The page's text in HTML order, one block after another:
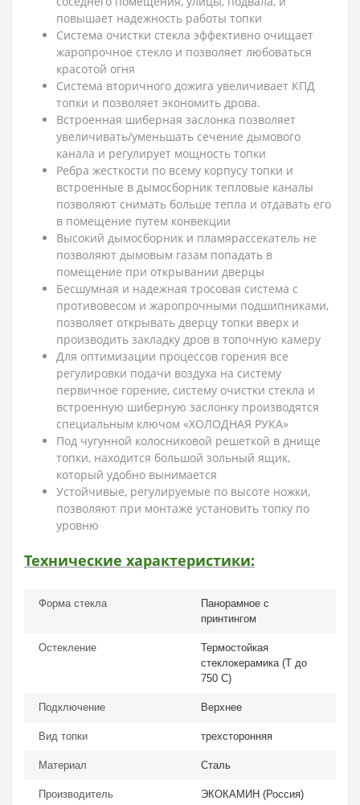
повышает надежность работы топки
Система очистки стекла эффективно очищает
жаропрочное стекло и позволяет любоваться
красотой огня
Система вторичного дожига увеличивает КПД
топки и позволяет экономить дрова.
Встроенная шиберная заслонка позволяет
увеличивать/уменьшать сечение дымового
канала и регулирует мощность топки
Ребра жесткости по всему корпусу топки и
встроенные в дымосборник тепловые каналы
позволяют снимать больше тепла и отдавать его
в помещение путем конвекции
Высокий дымосборник и пламярассекатель не
позволяют дымовым газам попадать в
помещение при открывании дверцы
Бесшумная и надежная тросовая система с
противовесом и жаропрочными подшипниками,
позволяет открывать дверцу топки вверх и
производить закладку дров в топочную камеру
Для оптимизации процессов горения все
регулировки подачи воздуха на систему
первичное горение, систему очистки стекла и
встроенную шиберную заслонку производятся
специальным ключом «ХОЛОДНАЯ РУКА»
Под чугунной колосниковой решеткой в днище
топки, находится большой зольный ящик,
который удобно вынимается
Устойчивые, регулируемые по высоте ножки,
позволяют при монтаже установить топку по
уровню
Технические характеристики:
Форма стекла
Панорамное с
принтингом
Остекление
Термостойкая
стеклокерамика (Т до
750 С)
Подключение Верхнее
Вид топки трехсторонняя
Материал Сталь
Производитель ЭКОКАМИН (Россия)